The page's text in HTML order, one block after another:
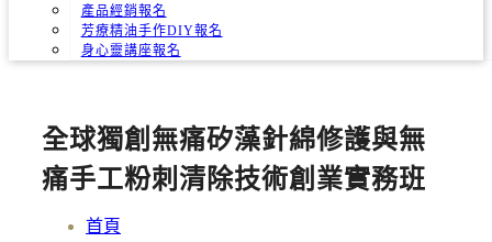
產品經銷報名
芳療精油手作DIY報名
身心靈講座報名
全球獨創無痛矽藻針綿修護與無
痛手工粉刺清除技術創業實務班
首頁